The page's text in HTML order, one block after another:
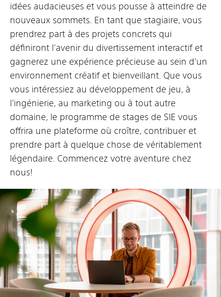
idées audacieuses et vous pousse à atteindre de
nouveaux sommets. En tant que stagiaire, vous
prendrez part à des projets concrets qui
définiront l'avenir du divertissement interactif et
gagnerez une expérience précieuse au sein d'un
environnement créatif et bienveillant. Que vous
vous intéressiez au développement de jeu, à
l'ingénierie, au marketing ou à tout autre
domaine, le programme de stages de SIE vous
offrira une plateforme où croître, contribuer et
prendre part à quelque chose de véritablement
légendaire. Commencez votre aventure chez
nous!